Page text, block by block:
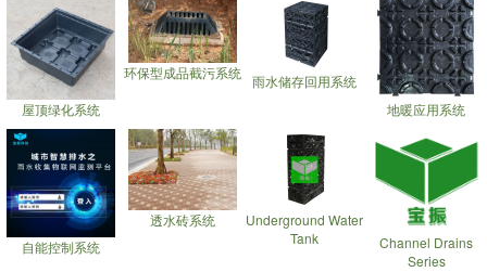
屋顶绿化系统
环保型成品截污系统 雨水储存回用系统
地暖应用系统
自能控制系统
透水砖系统
Underground Water
Tank
Channel Drains
Series